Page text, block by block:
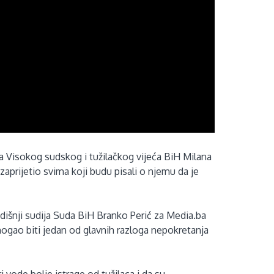
sudskog i tužilačkog vijeća BiH Milana
svima koji budu pisali o njemu da je
sudija Suda BiH Branko Perić za Media.ba
biti jedan od glavnih razloga nepokretanja